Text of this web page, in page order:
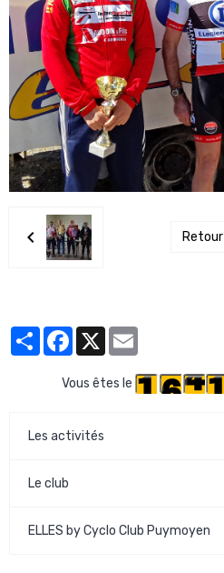
Retour
PartagerFacebook
X
Vous êtes le
Les activités
Le club
ELLES by Cyclo Club Puymoyen